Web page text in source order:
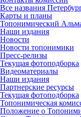
Все названия
Карты и планы
Топонимический
Наши издания
Новости
Новости топонимики
Пресс‑релизы
Текущая фотоподборка
Видеоматериалы
Наши издания
Партнерские ресурсы
Текущая фотоподборка
Топонимическая
Положение о